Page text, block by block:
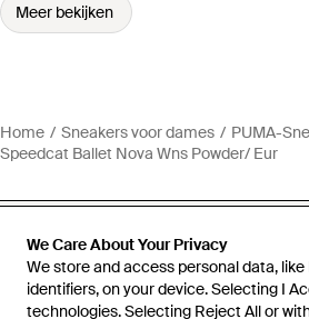
We Care About Your Privacy
We store and access personal data,
identifiers, on your device. Selecting I
technologies. Selecting Reject All or
Meer bekijken
Home Sneakers voor dames PUMA-
Speedcat Ballet Nova Wns Powder/ Eur
Hulp en informatie